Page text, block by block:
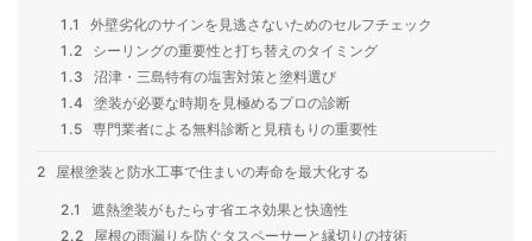
1.1
外壁劣化のサインを見逃さないためのセルフチェック
1.2
シーリングの重要性と打ち替えのタイミング
1.3
沼津・三島特有の塩害対策と塗料選び
1.4
塗装が必要な時期を見極めるプロの診断
1.5 専門業者による無料診断と見積もりの重要性
2 屋根塗装と防水工事で住まいの寿命を最大化する
2.1
遮熱塗装がもたらす省エネ効果と快適性
2.2
屋根の雨漏りを防ぐタスペーサーと縁切りの技術